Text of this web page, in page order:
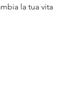
la tua vita